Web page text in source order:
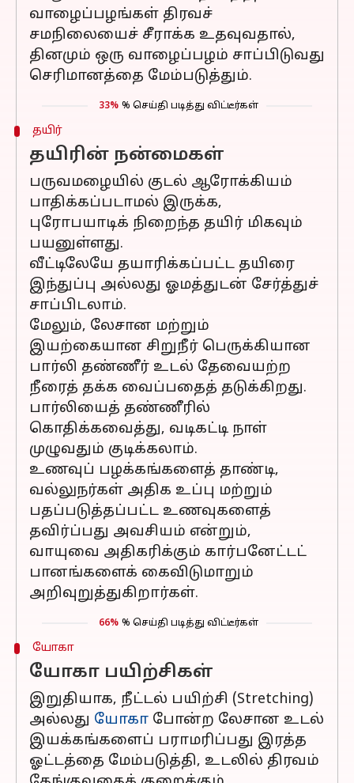
வாழைப்பழங்கள் திரவச்
சமநிலையைச் சீராக்க உதவுவதால்,
தினமும் ஒரு வாழைப்பழம் சாப்பிடுவது
செரிமானத்தை மேம்படுத்தும்.
33% % செய்தி படித்து விட்டீர்கள்
தயிர்
தயிரின் நன்மைகள்
பருவமழையில் குடல் ஆரோக்கியம்
பாதிக்கப்படாமல் இருக்க,
புரோபயாடிக் நிறைந்த தயிர் மிகவும்
பயனுள்ளது.
வீட்டிலேயே தயாரிக்கப்பட்ட தயிரை
இந்துப்பு அல்லது ஓமத்துடன் சேர்த்துச்
சாப்பிடலாம்.
மேலும், லேசான மற்றும்
இயற்கையான சிறுநீர் பெருக்கியான
பார்லி தண்ணீர் உடல் தேவையற்ற
நீரைத் தக்க வைப்பதைத் தடுக்கிறது.
பார்லியைத் தண்ணீரில்
கொதிக்கவைத்து, வடிகட்டி நாள்
முழுவதும் குடிக்கலாம்.
உணவுப் பழக்கங்களைத் தாண்டி,
வல்லுநர்கள் அதிக உப்பு மற்றும்
பதப்படுத்தப்பட்ட உணவுகளைத்
தவிர்ப்பது அவசியம் என்றும்,
வாயுவை அதிகரிக்கும் கார்பனேட்டட்
பானங்களைக் கைவிடுமாறும்
அறிவுறுத்துகிறார்கள்.
66% % செய்தி படித்து விட்டீர்கள்
யோகா
யோகா பயிற்சிகள்
இறுதியாக, நீட்டல் பயிற்சி (Stretching)
அல்லது யோகா போன்ற லேசான உடல்
இயக்கங்களைப் பராமரிப்பது இரத்த
ஓட்டத்தை மேம்படுத்தி, உடலில் திரவம்